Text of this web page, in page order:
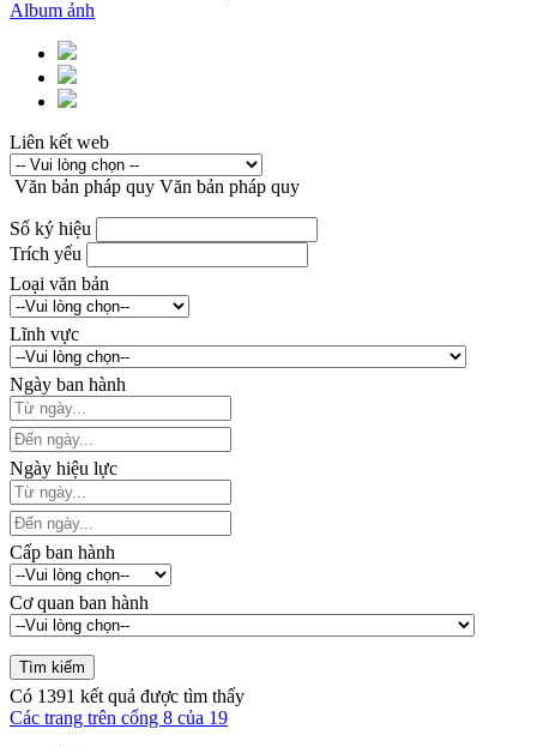
Album ảnh
Liên kết web
Văn bản pháp quy Văn bản pháp quy
Số ký hiệu
Trích yếu
Loại văn bản
Lĩnh vực
Ngày ban hành
Ngày hiệu lực
Cấp ban hành
Cơ quan ban hành
Có 1391 kết quả được tìm thấy
Các trang trên cổng 8 của 19